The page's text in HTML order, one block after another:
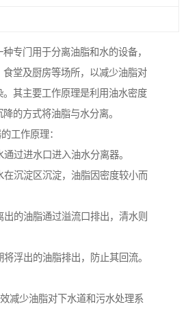
专门用于分离油脂和水的设备，
食堂及厨房等场所，以减少油脂对
其主要工作原理是利用油水密度
的方式将油脂与水分离。
工作原理：
过进水口进入油水分离器。
沉淀区沉淀，油脂因密度较小而
的油脂通过溢流口排出，清水则
浮出的油脂排出，防止其回流。
减少油脂对下水道和污水处理系